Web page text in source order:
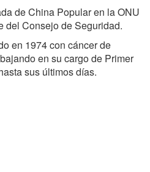
de China Popular en la ONU
del Consejo de Seguridad.
en 1974 con cáncer de
en su cargo de Primer
sus últimos días.